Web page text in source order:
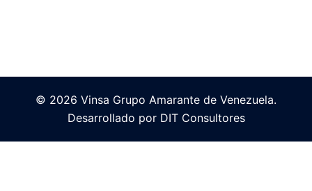
© 2026 Vinsa Grupo Amarante de Venezuela.
Desarrollado por DIT Consultores